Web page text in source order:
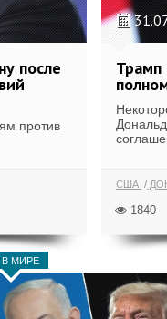
после
против
Трамп
США
1840
В МИРЕ